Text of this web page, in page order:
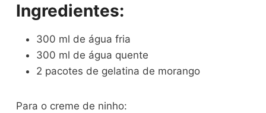
Ingredientes:
300 ml de água fria
300 ml de água quente
2 pacotes de gelatina de morango
Para o creme de ninho: